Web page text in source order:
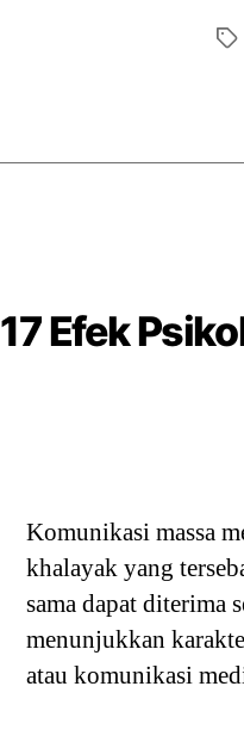
17 Efek
Komunikasi massa
khalayak yang
sama dapat diterima
menunjukkan
atau komunikasi